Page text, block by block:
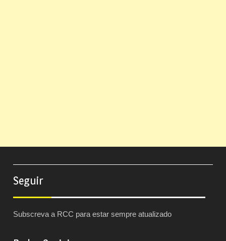
Seguir
Subscreva a RCC para estar sempre atualizado